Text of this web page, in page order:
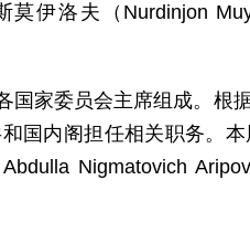
伊洛夫（Nurdinjon
国家委员会主席组成。根
国内阁担任相关职务。
Nigmatovich